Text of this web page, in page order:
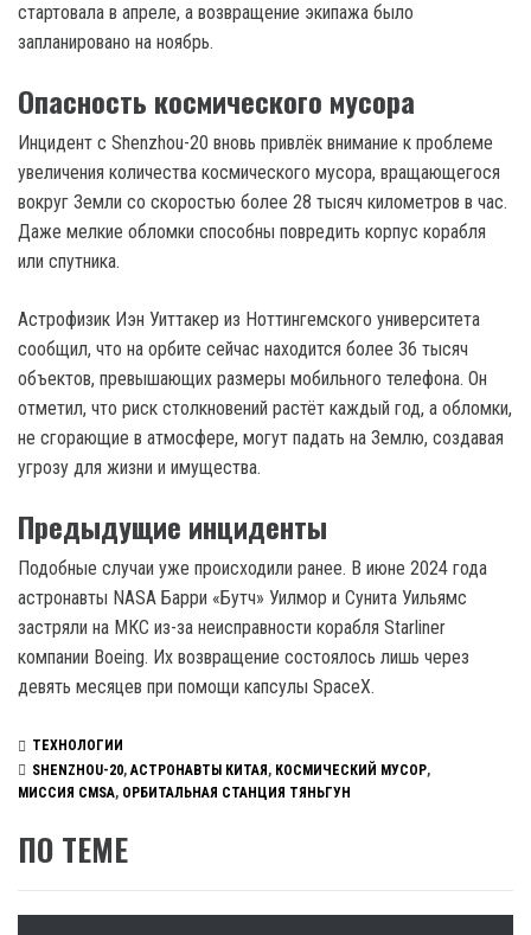
стартовала в апреле, а возвращение экипажа было
запланировано на ноябрь.
Опасность космического мусора
Инцидент с Shenzhou-20 вновь привлёк внимание к проблеме
увеличения количества космического мусора, вращающегося
вокруг Земли со скоростью более 28 тысяч километров в час.
Даже мелкие обломки способны повредить корпус корабля
или спутника.
Астрофизик Иэн Уиттакер из Ноттингемского университета
сообщил, что на орбите сейчас находится более 36 тысяч
объектов, превышающих размеры мобильного телефона. Он
отметил, что риск столкновений растёт каждый год, а обломки,
не сгорающие в атмосфере, могут падать на Землю, создавая
угрозу для жизни и имущества.
Предыдущие инциденты
Подобные случаи уже происходили ранее. В июне 2024 года
астронавты NASA Барри «Бутч» Уилмор и Сунита Уильямс
застряли на МКС из-за неисправности корабля Starliner
компании Boeing. Их возвращение состоялось лишь через
девять месяцев при помощи капсулы SpaceX.
ТЕХНОЛОГИИ
SHENZHOU-20,АСТРОНАВТЫ КИТАЯ , КОСМИЧЕСКИЙ МУСОР,
МИССИЯ CMSA, ОРБИТАЛЬНАЯ СТАНЦИЯ ТЯНЬГУН
ПО ТЕМЕ